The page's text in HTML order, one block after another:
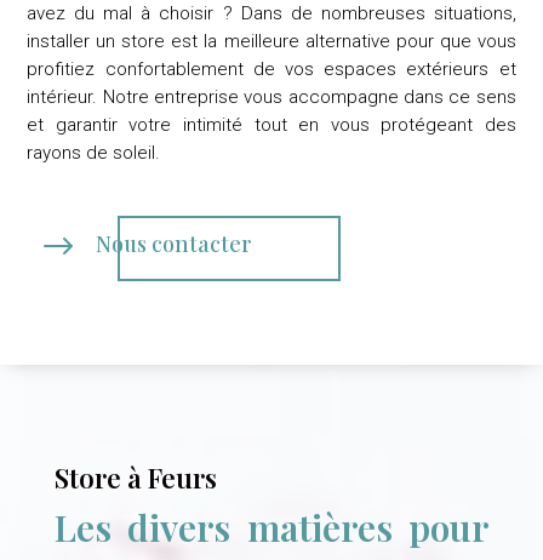
avez du mal à choisir ? Dans de nombreuses situations,
installer un store est la meilleure alternative pour que vous
profitiez confortablement de vos espaces extérieurs et
intérieur. Notre entreprise vous accompagne dans ce sens
et garantir votre intimité tout en vous protégeant des
rayons de soleil.
$ Nous contacter
Store à Feurs
Les divers matières pour